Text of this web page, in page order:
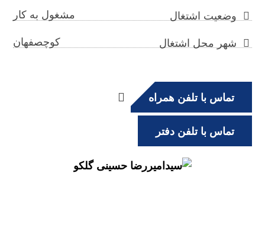
وضعیت اشتغال مشغول به کار
شهر محل اشتغال کوچصفهان
تماس با تلفن همراه
تماس با تلفن دفتر